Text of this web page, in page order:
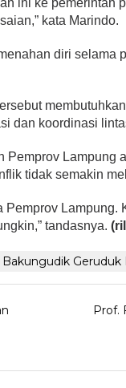
kata Marindo.
diri selama
dan koordinasi
Pemprov Lampung
tidak semakin
Pemprov Lampung.
tandasnya.
Bakungudik
Prof.